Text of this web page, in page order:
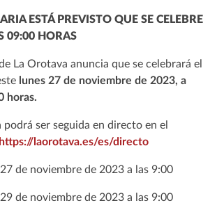
ESTÁ PREVISTO QUE SE CELEBRE
09:00 HORAS
La Orotava anuncia que se celebrará el
lunes 27 de noviembre de 2023, a
horas.
podrá ser seguida en directo en el
https://laorotava.es/es/directo
de noviembre de 2023 a las 9:00
de noviembre de 2023 a las 9:00